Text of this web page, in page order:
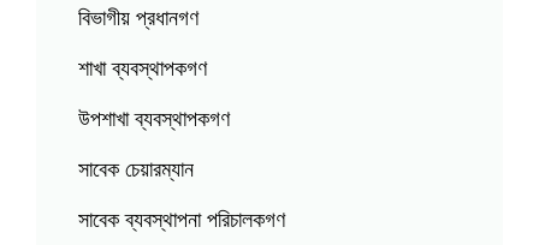
বিভাগীয় প্রধানগণ
শাখা ব্যবস্থাপকগণ
উপশাখা ব্যবস্থাপকগণ
সাবেক চেয়ারম্যান
সাবেক ব্যবস্থাপনা পরিচালকগণ